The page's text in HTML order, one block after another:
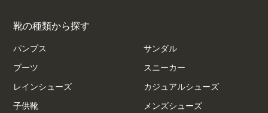
靴の種類から探す
パンプス サンダル
ブーツ スニーカー
レインシューズ カジュアルシューズ
子供靴 メンズシューズ